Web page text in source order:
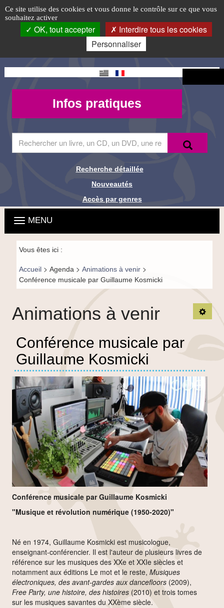
Panneau de gestion des cookies
Ce site utilise des cookies et vous donne le contrôle sur ce que vous
souhaitez activer
OK, tout accepter
Interdire tous les cookies
Personnaliser
Accéder
au
menu
principal
Accéder
au
contenu
Accéder
à
connexion
Conférence
musicale
Guillaume
Kosmicki
Logo
top-
Changement
de langue
Mon
compte -
Infos
pratiques
Infos pratiques
Recherche
site
Recherche détaillée
Nouveautés
Accès par genres
Menu
principal
Ouvrir
la
navigation
Fil de
navigation-
FR
Vous êtes ici :
Accueil > Agenda > Animations à venir >
Conférence musicale par Guillaume Kosmicki
Animations à venir
Conférence musicale par
Guillaume Kosmicki
Conférence musicale par Guillaume Kosmicki
"Musique et révolution numérique (1950-2020)"
Né en 1974, Guillaume Kosmicki est musicologue,
enseignant-conférencier. Il est l'auteur de plusieurs livres de
référence sur les musiques des XXe et XXIe siècles et
notamment aux éditions Le mot et le reste, Musiques
électroniques, des avant-gardes aux dancefloors (2009),
Free Party, une histoire, des histoires (2010) et trois tomes
sur les musiques savantes du XXème siècle.